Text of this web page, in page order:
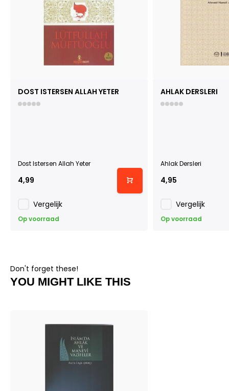
DOST ISTERSEN ALLAH YETER
Dost Istersen Allah Yeter
4,99
Vergelijk
Op voorraad
AHLAK DERSLERI
Ahlak Dersleri
4,95
Vergelijk
Op voorraad
Don't forget these!
YOU MIGHT LIKE THIS